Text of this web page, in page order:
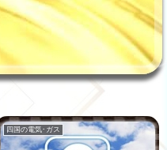
四国の電気･ガス